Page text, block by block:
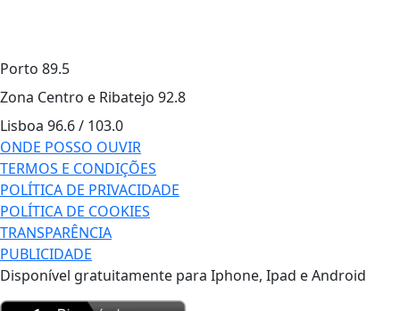
Porto 89.5
Zona Centro e Ribatejo 92.8
Lisboa 96.6 / 103.0
ONDE POSSO OUVIR
TERMOS E CONDIÇÕES
POLÍTICA DE PRIVACIDADE
POLÍTICA DE COOKIES
TRANSPARÊNCIA
PUBLICIDADE
Disponível gratuitamente para Iphone, Ipad e Android